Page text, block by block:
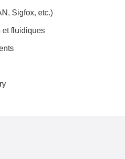
Sigfox, etc.)
et fluidiques